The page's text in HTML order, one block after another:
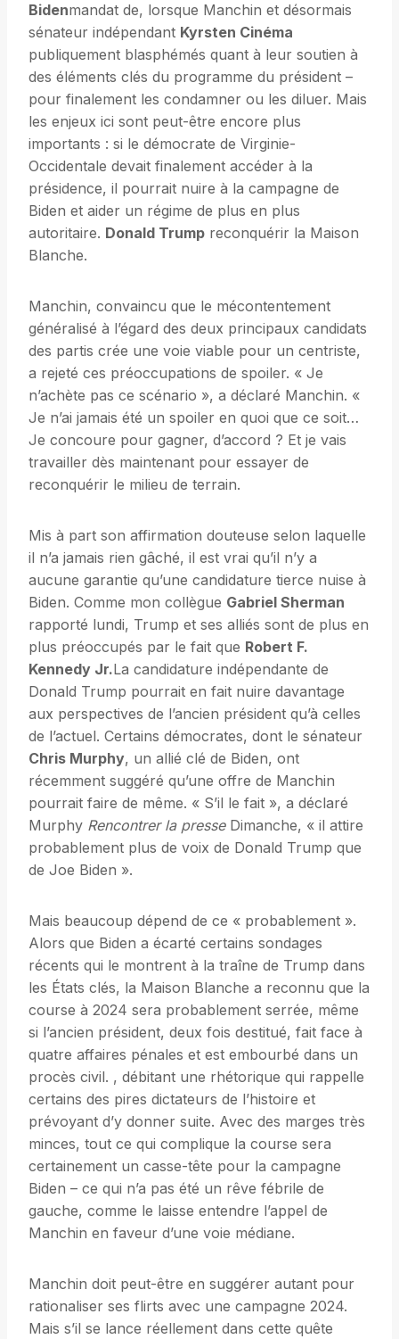
Bidenmandat de, lorsque Manchin et désormais
sénateur indépendant Kyrsten Cinéma
publiquement blasphémés quant à leur soutien à
des éléments clés du programme du président – ​​
pour finalement les condamner ou les diluer. Mais
les enjeux ici sont peut-être encore plus
importants : si le démocrate de Virginie-
Occidentale devait finalement accéder à la
présidence, il pourrait nuire à la campagne de
Biden et aider un régime de plus en plus
autoritaire. Donald Trump reconquérir la Maison
Blanche.
Manchin, convaincu que le mécontentement
généralisé à l’égard des deux principaux candidats
des partis crée une voie viable pour un centriste,
a rejeté ces préoccupations de spoiler. « Je
n’achète pas ce scénario », a déclaré Manchin. «
Je n’ai jamais été un spoiler en quoi que ce soit…
Je concoure pour gagner, d’accord ? Et je vais
travailler dès maintenant pour essayer de
reconquérir le milieu de terrain.
Mis à part son affirmation douteuse selon laquelle
il n’a jamais rien gâché, il est vrai qu’il n’y a
aucune garantie qu’une candidature tierce nuise à
Biden. Comme mon collègue Gabriel Sherman
rapporté lundi, Trump et ses alliés sont de plus en
plus préoccupés par le fait que Robert F.
Kennedy Jr.La candidature indépendante de
Donald Trump pourrait en fait nuire davantage
aux perspectives de l’ancien président qu’à celles
de l’actuel. Certains démocrates, dont le sénateur
Chris Murphy, un allié clé de Biden, ont
récemment suggéré qu’une offre de Manchin
pourrait faire de même. « S’il le fait », a déclaré
Murphy Rencontrer la presseDimanche, « il attire
probablement plus de voix de Donald Trump que
de Joe Biden ».
Mais beaucoup dépend de ce « probablement ».
Alors que Biden a écarté certains sondages
récents qui le montrent à la traîne de Trump dans
les États clés, la Maison Blanche a reconnu que la
course à 2024 sera probablement serrée, même
si l’ancien président, deux fois destitué, fait face à
quatre affaires pénales et est embourbé dans un
procès civil. , débitant une rhétorique qui rappelle
certains des pires dictateurs de l’histoire et
prévoyant d’y donner suite. Avec des marges très
minces, tout ce qui complique la course sera
certainement un casse-tête pour la campagne
Biden – ce qui n’a pas été un rêve fébrile de
gauche, comme le laisse entendre l’appel de
Manchin en faveur d’une voie médiane.
Manchin doit peut-être en suggérer autant pour
rationaliser ses flirts avec une campagne 2024.
Mais s’il se lance réellement dans cette quête